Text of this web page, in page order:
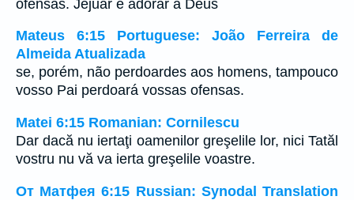
ofensas. Jejuar é adorar a Deus
Mateus 6:15 Portuguese: João Ferreira de
Almeida Atualizada
se, porém, não perdoardes aos homens, tampouco
vosso Pai perdoará vossas ofensas.
Matei 6:15 Romanian: Cornilescu
Dar dacă nu iertaţi oamenilor greşelile lor, nici Tatăl
vostru nu vă va ierta greşelile voastre.
От Матфея 6:15 Russian: Synodal Translation